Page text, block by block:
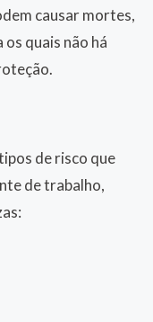
causar mortes,
quais não há
de risco que
de trabalho,